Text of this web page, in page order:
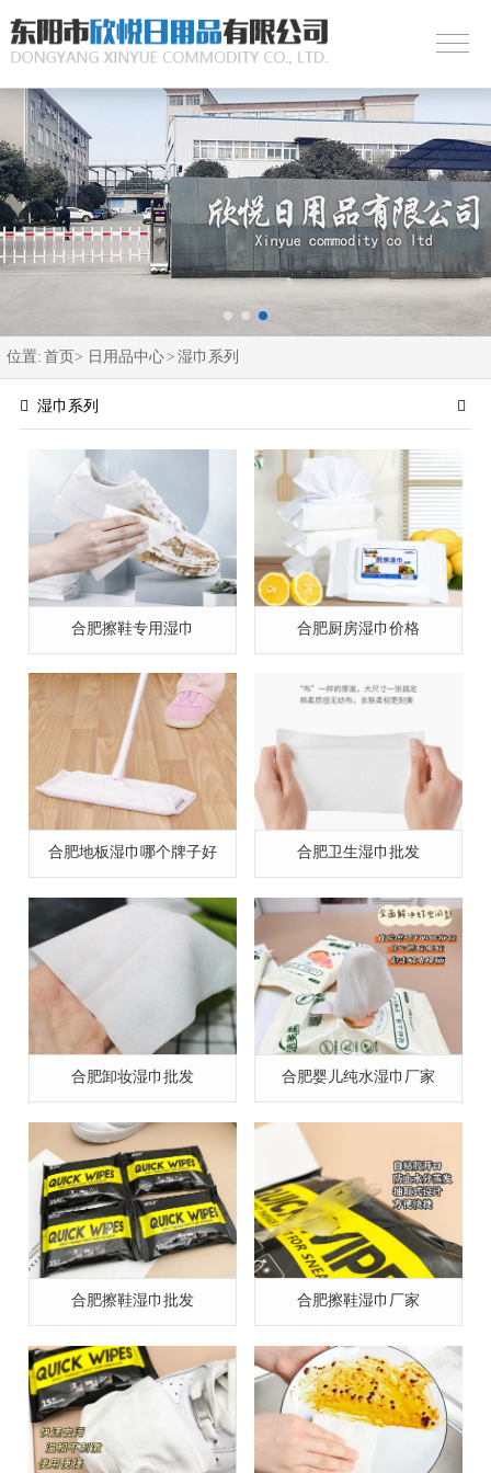
位置: 首页> 日用品中心> 湿巾系列
湿巾系列
合肥擦鞋专用湿巾 合肥厨房湿巾价格
合肥地板湿巾哪个牌子好 合肥卫生湿巾批发
合肥卸妆湿巾批发 合肥婴儿纯水湿巾厂家
合肥擦鞋湿巾批发 合肥擦鞋湿巾厂家